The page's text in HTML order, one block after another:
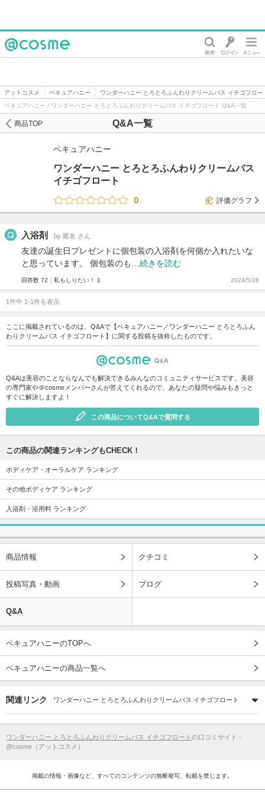
アットコスメ ベキュアハニー
ワンダーハニー とろとろふんわりクリームバス イチゴフロー
ベキュアハニー / ワンダーハニー とろとろふんわりクリームバス イチゴフロート Q&A一覧
Q&A一覧
商品TOP
ベキュアハニー
ワンダーハニー とろとろふんわりクリームバス
イチゴフロート
0
評価グラフ
入浴剤 by 匿名 さん
友達の誕生日プレゼントに個包装の入浴剤を何個か入れたいな
と思っています。 個包装のも… 続きを読む
回答数 72 私もしりたい！ 1 2024/5/26
1件中 1-1件を表示
ここに掲載されているのは、Q&Aで【ベキュアハニー／ワンダーハニー とろとろふん
わりクリームバス イチゴフロート】に関する投稿を抜粋したものです。
Q&Aは美容のことならなんでも解決できるみんなのコミュニティサービスです。美容
の専門家や＠cosmeメンバーさんが答えてくれるので、あなたの疑問や悩みもきっと
すぐに解決しますよ！
この商品についてQ&Aで質問する
この商品の関連ランキングもCHECK！
ボディケア・オーラルケア ランキング
その他ボディケア ランキング
入浴剤・浴用料 ランキング
商品情報 クチコミ
投稿写真・動画 ブログ
Q&A
ベキュアハニーのTOPへ
ベキュアハニーの商品一覧へ
関連リンク ワンダーハニー とろとろふんわりクリームバス イチゴフロート
ワンダーハニー とろとろふんわりクリームバス イチゴフロート の口コミサイト -
@cosme（アットコスメ）
掲載の情報・画像など、すべてのコンテンツの無断複写、転載を禁じます。